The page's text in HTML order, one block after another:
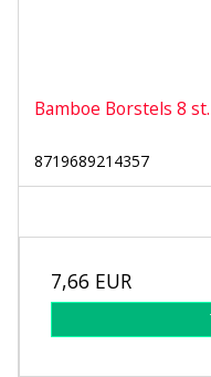
Bamboe Borstels 8
8719689214357
7,66 EUR